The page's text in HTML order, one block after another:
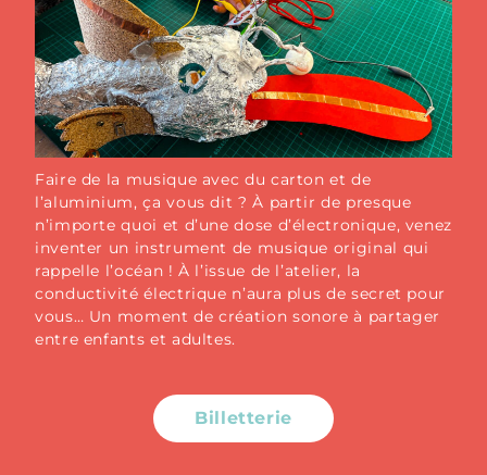
Faire de la musique avec du carton et de
l’aluminium, ça vous dit ? À partir de presque
n’importe quoi et d’une dose d’électronique, venez
inventer un instrument de musique original qui
rappelle l’océan ! À l’issue de l’atelier, la
conductivité électrique n’aura plus de secret pour
vous… Un moment de création sonore à partager
entre enfants et adultes.
Billetterie